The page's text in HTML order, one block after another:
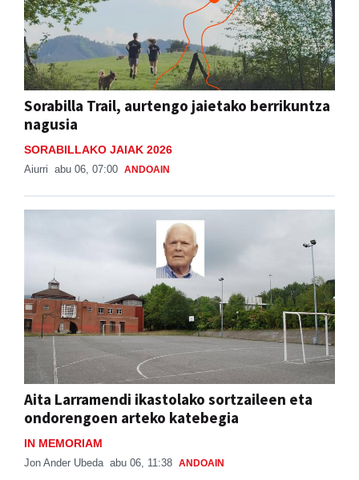
Sorabilla Trail, aurtengo jaietako berrikuntza
nagusia
SORABILLAKO JAIAK 2026
Aiurri abu 06, 07:00 ANDOAIN
Aita Larramendi ikastolako sortzaileen eta
ondorengoen arteko katebegia
IN MEMORIAM
Jon Ander Ubeda abu 06, 11:38 ANDOAIN